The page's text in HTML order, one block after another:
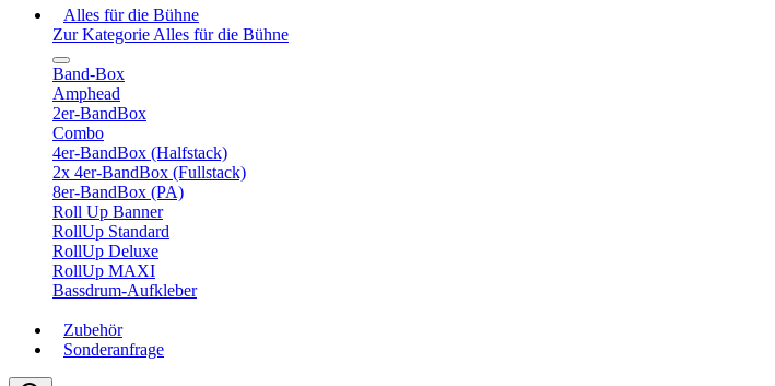
Alles für die Bühne
Zur Kategorie Alles für die Bühne
Band-Box
Amphead
2er-BandBox
Combo
4er-BandBox (Halfstack)
2x 4er-BandBox (Fullstack)
8er-BandBox (PA)
Roll Up Banner
RollUp Standard
RollUp Deluxe
RollUp MAXI
Bassdrum-Aufkleber
Zubehör
Sonderanfrage